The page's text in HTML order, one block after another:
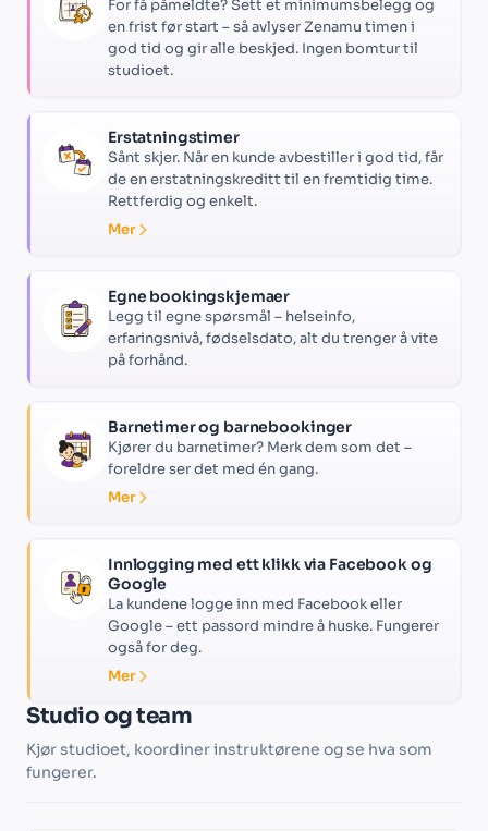
For få påmeldte? Sett et minimumsbelegg og
en frist før start – så avlyser Zenamu timen i
god tid og gir alle beskjed. Ingen bomtur til
studioet.
Erstatningstimer
Sånt skjer. Når en kunde avbestiller i god tid, får
de en erstatningskreditt til en fremtidig time.
Rettferdig og enkelt.
Mer
Egne bookingskjemaer
Legg til egne spørsmål – helseinfo,
erfaringsnivå, fødselsdato, alt du trenger å vite
på forhånd.
Barnetimer og barnebookinger
Kjører du barnetimer? Merk dem som det –
foreldre ser det med én gang.
Mer
Innlogging med ett klikk via Facebook og
Google
La kundene logge inn med Facebook eller
Google – ett passord mindre å huske. Fungerer
også for deg.
Mer
Studio og team
Kjør studioet, koordiner instruktørene og se hva som
fungerer.